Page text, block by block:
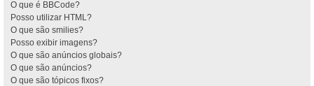
O que é BBCode?
Posso utilizar HTML?
O que são smilies?
Posso exibir imagens?
O que são anúncios globais?
O que são anúncios?
O que são tópicos fixos?